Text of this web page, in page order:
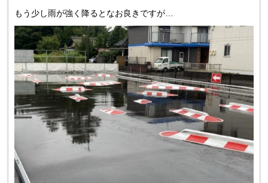
もう少し雨が強く降るとなお良きですが…